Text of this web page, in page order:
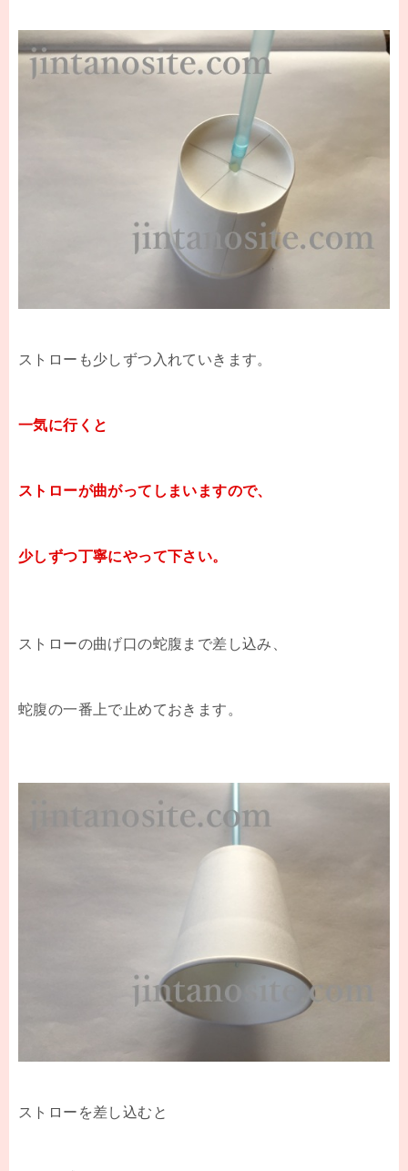
ストローも少しずつ入れていきます。
一気に行くと
ストローが曲がってしまいますので、
少しずつ丁寧にやって下さい。
ストローの曲げ口の蛇腹まで差し込み、
蛇腹の一番上で止めておきます。
ストローを差し込むと